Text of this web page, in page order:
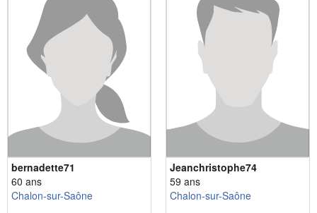
bernadette71
60 ans
Chalon-sur-Saône
Jeanchristophe74
59 ans
Chalon-sur-Saône